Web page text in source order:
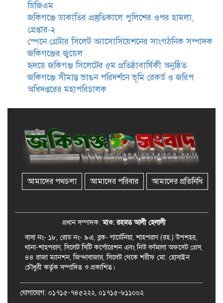
জকিগঞ্জে নারী ও শিশু নির্যাতন ও
বাল্যবিবাহ প্রতিরোধে আন্তঃকলেজ
জকিগঞ্জে বালাউট ছাহেব বাড়ীর
উদ্যোগে দিনব্যাপী ফ্রি চক্ষু সেবা ক্যাম্প
জকিগঞ্জে সাজাপ্রাপ্ত আসামিসহ
রেলপথে যুক্ত হবে জকিগঞ্জ-কানাইঘাট,
শুরু হচ্ছে সম্ভাব্যতা সমীক্ষা
ছবি ঘিরে আলোচনা!
ডিজিএম
জকিগঞ্জে ডাকাতির প্রস্তুতিকালে পুলিশের ওপর হামলা,
গ্রেপ্তার-২
স্পেনে গ্রেটার সিলেট অ্যাসোসিয়েশনের সাংগঠনিক সম্পাদক
জকিগঞ্জের জুয়েল
হৃদয়ে জকিগঞ্জ সিলেটের ৫ম প্রতিষ্ঠাবার্ষিকী অনুষ্ঠিত
জকিগঞ্জে সীমান্ত ভাঙন পরিদর্শনে ভূমি রেকর্ড ও জরিপ
অধিদপ্তরের মহাপরিচালক
আমাদের পথচলা আমাদের পরিবার আমাদের প্রতিনিধি
প্রধান সম্পাদক:মাও: রহমত আলী হেলালী
বাসা নং- ১৮, রোড নং- ৯এ, ব্লক- গার্ডেনিয়া, শাহপরাণ (রহ.) উপশহর,
থানা-শাহপরাণ, সিলেট সিটি কর্পোরেশন এবং নিউ বর্ণমালা অফসেট প্রেস,
৪৪ রাজা ম্যানশন, জিন্দাবাজার, সিলেট থেকে শরীফ মো: হোসাইন
চৌধুরী কর্তৃক সম্পাদিত ও প্রকাশিত।
যোগাযোগ: ০১৭১৫-৭৪৫২২২, ০১৭১৫-৬১১০০২